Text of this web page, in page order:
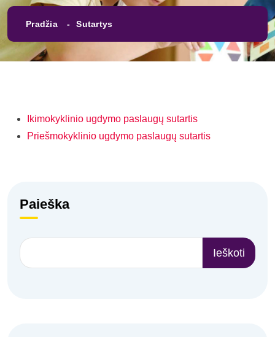
Pradžia Sutartys
Ikimokyklinio ugdymo paslaugų sutartis
Priešmokyklinio ugdymo paslaugų sutartis
Paieška
Ieškoti